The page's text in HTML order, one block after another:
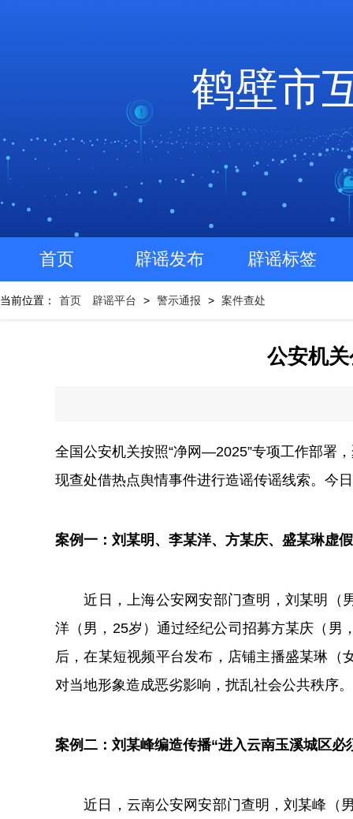
鹤壁市
首页 辟谣发布 辟谣标签
当前位置： 首页 辟谣平台 > 警示通报 > 案件查处
公安机
全国公安机关按照“净网—2025”专项工作部署
现查处借热点舆情事件进行造谣传谣线索。今
案例一：刘某明、李某洋、方某庆、盛某琳虚
近日，上海公安网安部门查明，刘某明（男
洋（男，25岁）通过经纪公司招募方某庆（男
后，在某短视频平台发布，店铺主播盛某琳
对当地形象造成恶劣影响，扰乱社会公共秩序。
案例二：刘某峰编造传播“进入云南玉溪城区必
近日，云南公安网安部门查明，刘某峰（男